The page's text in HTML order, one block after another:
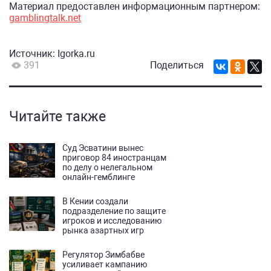
Материал предоставлен информационным партнером:
gamblingtalk.net
Источник: Igorka.ru
391
Поделиться
Читайте также
Суд Эсватини вынес
приговор 84 иностранцам
по делу о нелегальном
онлайн-гемблинге
В Кении создали
подразделение по защите
игроков и исследованию
рынка азартных игр
Регулятор Зимбабве
усиливает кампанию